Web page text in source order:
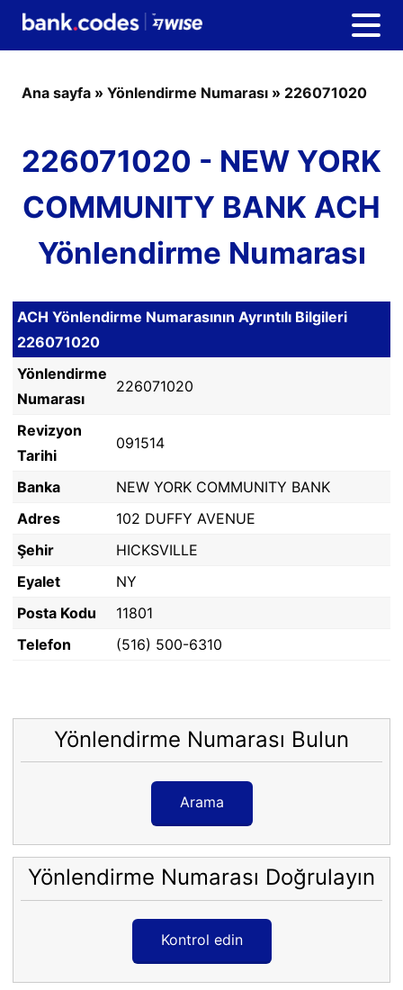
Ana sayfa » Yönlendirme Numarası » 226071020
226071020 - NEW YORK
COMMUNITY BANK ACH
Yönlendirme Numarası
ACH Yönlendirme Numarasının Ayrıntılı Bilgileri
226071020
Yönlendirme
Numarası
226071020
Revizyon
Tarihi
091514
Banka
NEW YORK COMMUNITY BANK
Adres
102 DUFFY AVENUE
Şehir
HICKSVILLE
Eyalet
NY
Posta Kodu
11801
Telefon
(516) 500-6310
Yönlendirme Numarası Bulun
Arama
Yönlendirme Numarası Doğrulayın
Kontrol edin